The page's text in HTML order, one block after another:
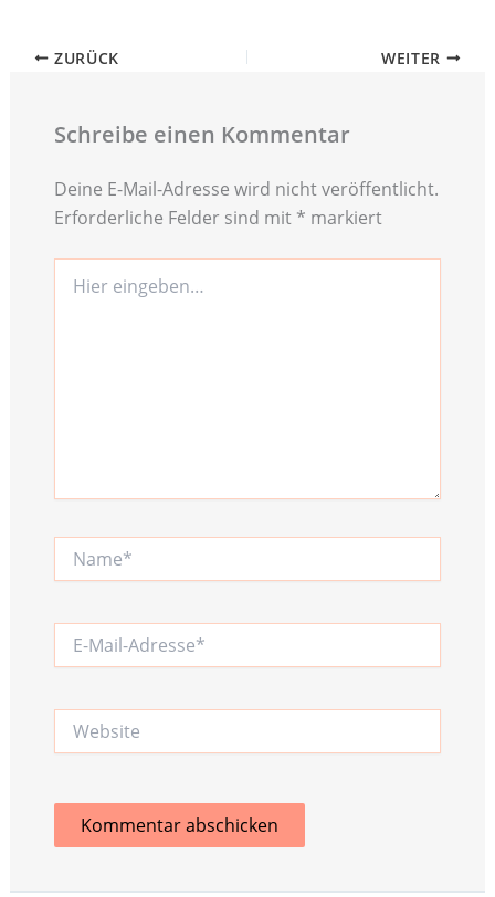
ZURÜCK WEITER
Schreibe einen Kommentar
Deine E-Mail-Adresse wird nicht veröffentlicht.
Erforderliche Felder sind mit * markiert
eingeben…
Mail-